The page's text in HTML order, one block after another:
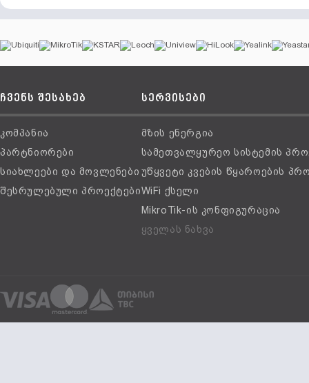
ჩვენს შესახებ
კომპანია
პარტნიორები
სიახლეები და მოვლენები
შესრულებული პროექტები
სერვისები
მზის ენერგია
სამეთვალყურეო სისტემის
უწყვეტი კვების წყაროების
WiFi ქსელი
MikroTik-ის კონფიგურაცია
ყველას ნახვა